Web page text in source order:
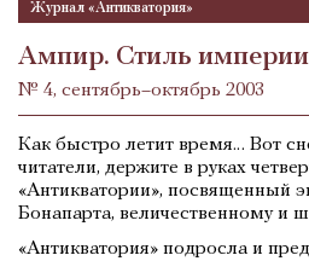
Журнал «Антикватория»
Ампир. Стиль империи
№ 4, сентябрь–октябрь 2003
Как быстро летит время… Вот
читатели, держите в руках
«Антикватории», посвященный
Бонапарта, величественному и
«Антикватория» подросла и